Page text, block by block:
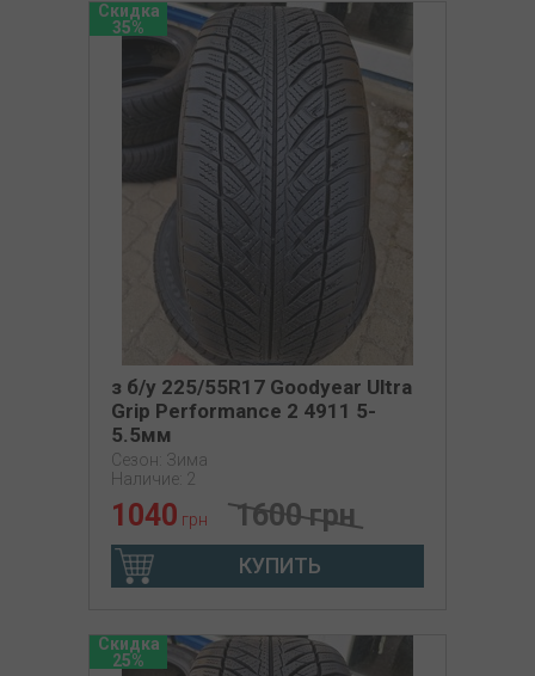
Скидка
35%
з б/у 225/55R17 Goodyear Ultra
Grip Performance 2 4911 5-
5.5мм
Сезон: Зима
Наличие: 2
1040 грн 1600 грн
КУПИТЬ
Скидка
25%